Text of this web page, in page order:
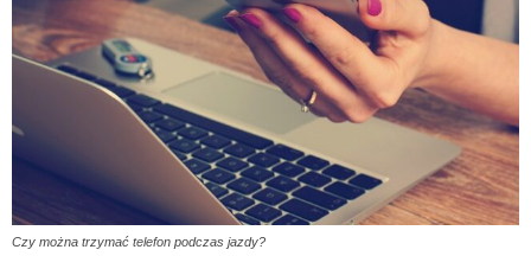
Czy można trzymać telefon podczas jazdy?